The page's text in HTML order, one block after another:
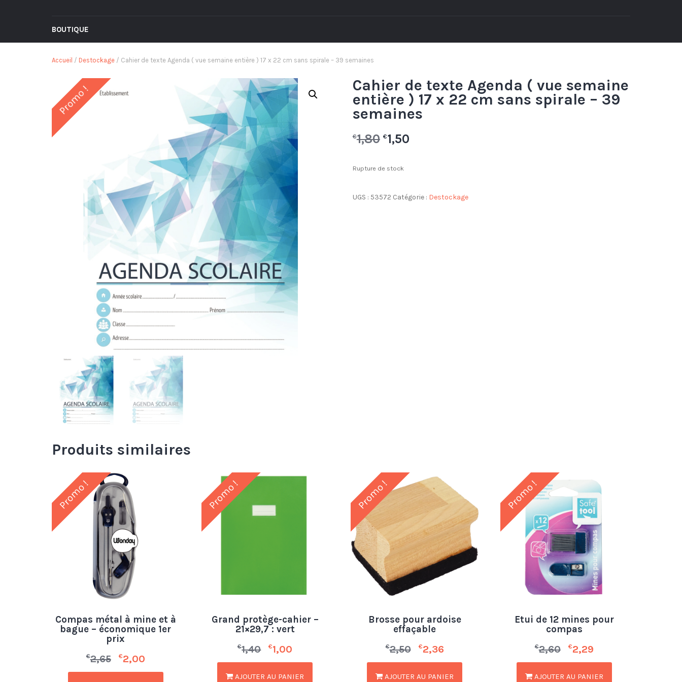
BOUTIQUE
Accueil / Destockage / Cahier de texte Agenda ( vue semaine entière ) 17 x 22 cm sans spirale – 39 semaines
Promo ! Cahier de texte Agenda ( vue semaine
entière ) 17 x 22 cm sans spirale – 39
semaines
€1,80 €1,50
Rupture de stock
UGS : 53572 Catégorie : Destockage
Produits similaires
Promo !
Compas métal à mine et à
bague – économique 1er
prix
€2,65 €2,00
Promo !
Grand protège-cahier –
21×29,7 : vert
€1,40 €1,00
AJOUTER AU PANIER
Promo !
Brosse pour ardoise
effaçable
€2,50 €2,36
AJOUTER AU PANIER
Promo !
Etui de 12 mines pour
compas
€2,60 €2,29
AJOUTER AU PANIER